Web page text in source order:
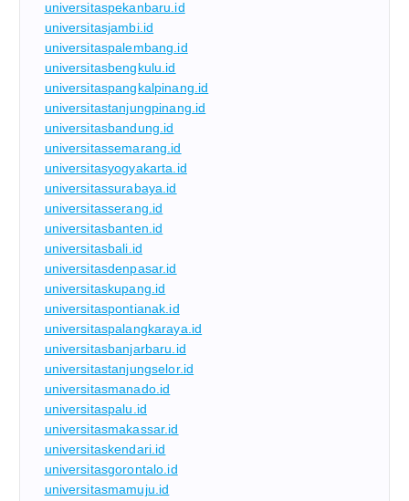
universitaspekanbaru.id
universitasjambi.id
universitaspalembang.id
universitasbengkulu.id
universitaspangkalpinang.id
universitastanjungpinang.id
universitasbandung.id
universitassemarang.id
universitasyogyakarta.id
universitassurabaya.id
universitasserang.id
universitasbanten.id
universitasbali.id
universitasdenpasar.id
universitaskupang.id
universitaspontianak.id
universitaspalangkaraya.id
universitasbanjarbaru.id
universitastanjungselor.id
universitasmanado.id
universitaspalu.id
universitasmakassar.id
universitaskendari.id
universitasgorontalo.id
universitasmamuju.id